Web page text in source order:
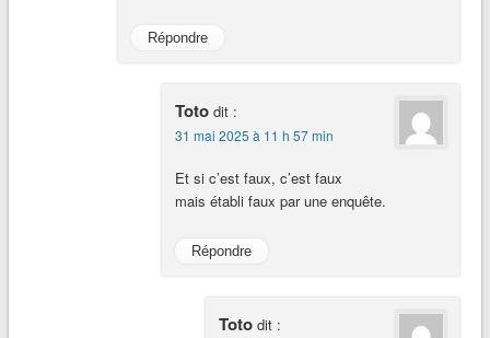
Répondre
Toto dit :
31 mai 2025 à 11 h 57 min
Et si c’est faux, c’est faux
mais établi faux par une enquête.
Répondre
Toto dit :